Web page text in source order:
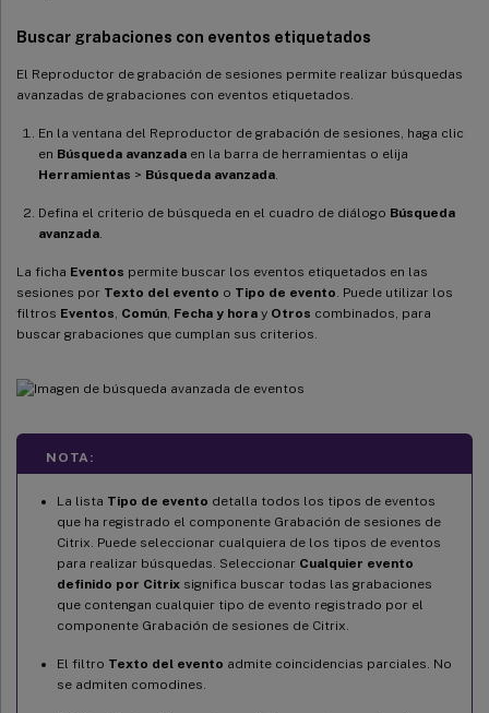
Buscar grabaciones con eventos etiquetados
El Reproductor de grabación de sesiones permite realizar búsquedas
avanzadas de grabaciones con eventos etiquetados.
En la ventana del Reproductor de grabación de sesiones, haga clic
en Búsqueda avanzada en la barra de herramientas o elija
Herramientas > Búsqueda avanzada
Defina el criterio de búsqueda en el cuadro de diálogo Búsqueda
avanzada
La ficha Eventos permite buscar los eventos etiquetados en las
sesiones por Texto del evento o Tipo de evento . Puede utilizar los
filtros Eventos Común Fecha y hora y Otros combinados, para
buscar grabaciones que cumplan sus criterios.
NOTA:
La lista Tipo de evento detalla todos los tipos de eventos
que ha registrado el componente Grabación de sesiones de
Citrix. Puede seleccionar cualquiera de los tipos de eventos
para realizar búsquedas. Seleccionar Cualquier evento
definido por Citrix significa buscar todas las grabaciones
que contengan cualquier tipo de evento registrado por el
componente Grabación de sesiones de Citrix.
El filtro Texto del evento admite coincidencias parciales. No
se admiten comodines.